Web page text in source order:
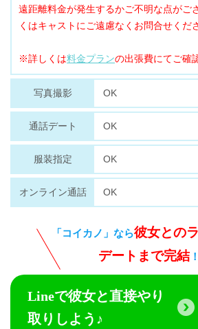
遠距離料金が発生するかご不明な点がご
くはキャストにご遠慮なくお問合せくだ
※詳しくは料金プランの出張費にてご確
写真撮影 OK
通話デート OK
服装指定 OK
オンライン通話 OK
「コイカノ」なら彼女との
デートまで完結
Lineで彼女と直接やり
取りしよう♪